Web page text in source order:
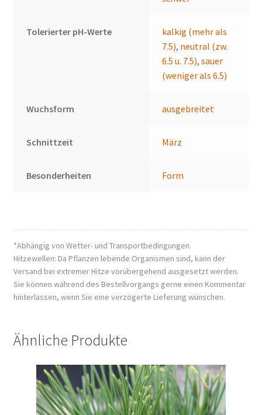
Tolerierter pH-Werte
kalkig (mehr als
7.5), neutral (zw.
6.5 u. 7.5),sauer
(weniger als 6.5)
Wuchsform ausgebreitet
Schnittzeit März
Besonderheiten Form
*Abhängig von Wetter- und Transportbedingungen.
Hitzewellen: Da Pflanzen lebende Organismen sind, kann der
Versand bei extremer Hitze vorübergehend ausgesetzt werden.
Sie können während des Bestellvorgangs gerne einen Kommentar
hinterlassen, wenn Sie eine verzögerte Lieferung wünschen.
Ähnliche Produkte